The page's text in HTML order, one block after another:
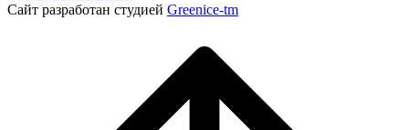
Сайт разработан студией Greenice-tm